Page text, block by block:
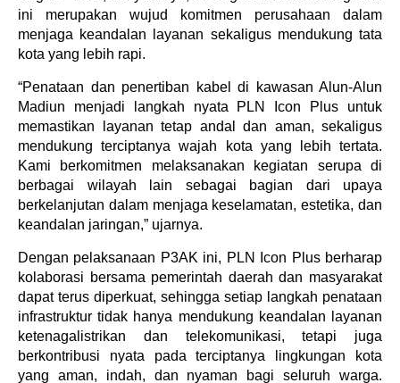
ini merupakan wujud komitmen perusahaan dalam
menjaga keandalan layanan sekaligus mendukung tata
kota yang lebih rapi.
“Penataan dan penertiban kabel di kawasan Alun-Alun
Madiun menjadi langkah nyata PLN Icon Plus untuk
memastikan layanan tetap andal dan aman, sekaligus
mendukung terciptanya wajah kota yang lebih tertata.
Kami berkomitmen melaksanakan kegiatan serupa di
berbagai wilayah lain sebagai bagian dari upaya
berkelanjutan dalam menjaga keselamatan, estetika, dan
keandalan jaringan,” ujarnya.
Dengan pelaksanaan P3AK ini, PLN Icon Plus berharap
kolaborasi bersama pemerintah daerah dan masyarakat
dapat terus diperkuat, sehingga setiap langkah penataan
infrastruktur tidak hanya mendukung keandalan layanan
ketenagalistrikan dan telekomunikasi, tetapi juga
berkontribusi nyata pada terciptanya lingkungan kota
yang aman, indah, dan nyaman bagi seluruh warga.